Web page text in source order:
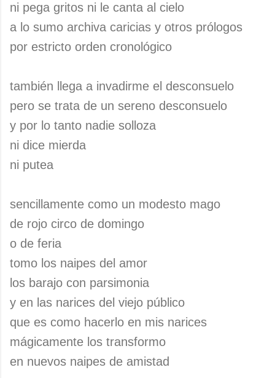
ni pega gritos ni le canta al cielo
a lo sumo archiva caricias y otros prólogos
por estricto orden cronológico
también llega a invadirme el desconsuelo
pero se trata de un sereno desconsuelo
y por lo tanto nadie solloza
ni dice mierda
ni putea
sencillamente como un modesto mago
de rojo circo de domingo
o de feria
tomo los naipes del amor
los barajo con parsimonia
y en las narices del viejo público
que es como hacerlo en mis narices
mágicamente los transformo
en nuevos naipes de amistad